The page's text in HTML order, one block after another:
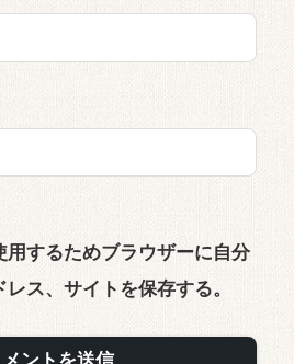
用するためブラウザーに自分
ス、サイトを保存する。